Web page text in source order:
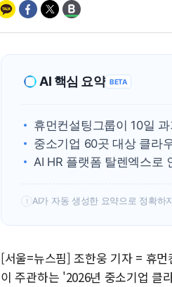
AI 핵심 요약 BETA
휴먼컨설팅그룹이 10일
중소기업 60곳 대상 클라
AI HR 플랫폼 탈렌엑스로
! AI가 자동 생성한 요약으로 정확하
[서울=뉴스핌] 조한웅 기자 = 휴
이 주관하는 '2026년 중소기업 클